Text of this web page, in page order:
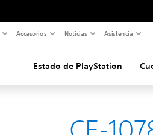
Accesorios Noticias Asistencia
Estado de PlayStation